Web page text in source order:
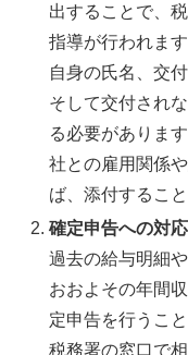
出することで、
指導が行われま
自身の氏名、交
そして交付され
る必要がありま
社との雇用関係
ば、添付するこ
確定申告への対応
過去の給与明細
おおよその年間
定申告を行うこ
税務署の窓口で